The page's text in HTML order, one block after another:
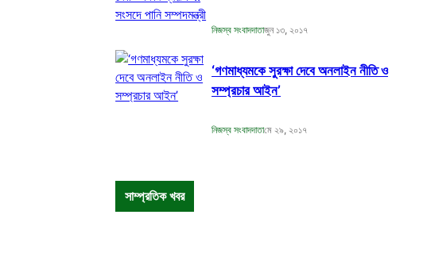
নিজস্ব সংবাদদাতাজুন ১৩, ২০১৭
‘গণমাধ্যমকে সুরক্ষা দেবে অনলাইন নীতি ও
সম্প্রচার আইন’
নিজস্ব সংবাদদাতামে ২৯, ২০১৭
সাম্প্রতিক খবর